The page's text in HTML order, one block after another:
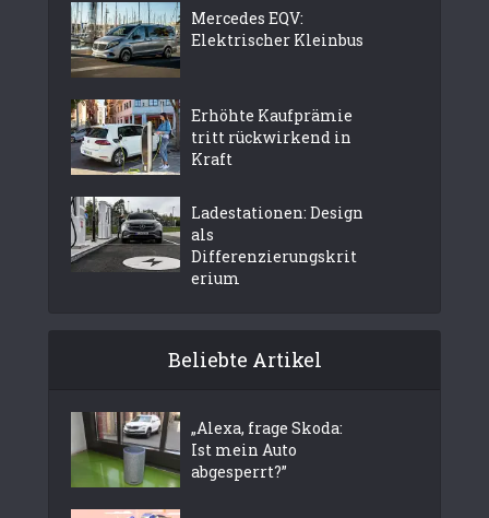
Mercedes EQV:
Elektrischer Kleinbus
Erhöhte Kaufprämie
tritt rückwirkend in
Kraft
Ladestationen: Design
als
Differenzierungskrit
erium
Beliebte Artikel
„Alexa, frage Skoda:
Ist mein Auto
abgesperrt?”